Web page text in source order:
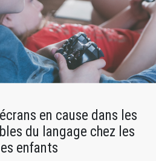
en cause dans les
du langage chez les
enfants